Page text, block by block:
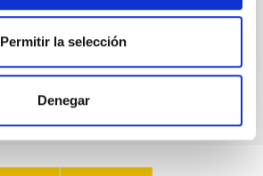
Permitir la selección
Denegar